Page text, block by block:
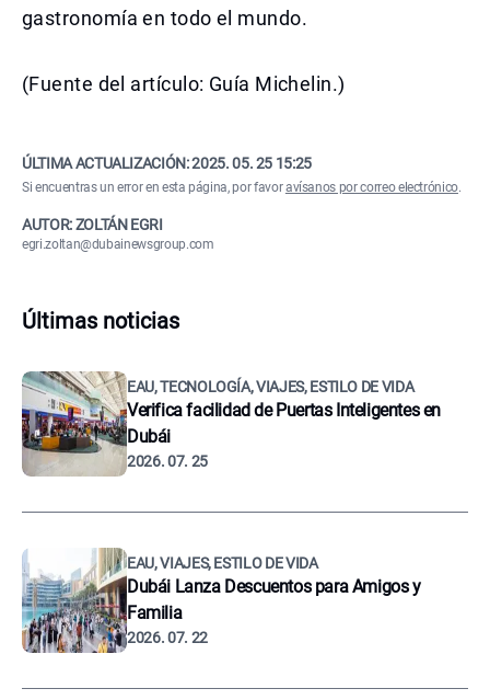
gastronomía en todo el mundo.
(Fuente del artículo: Guía Michelin.)
ÚLTIMA ACTUALIZACIÓN:2025. 05. 25 15:25
Si encuentras un error en esta página, por favoravísanos por correo electrónico.
AUTOR: ZOLTÁN EGRI
egri.zoltan@dubainewsgroup.com
Últimas noticias
EAU, TECNOLOGÍA, VIAJES, ESTILO DE VIDA
Verifica facilidad de Puertas Inteligentes en
Dubái
2026. 07. 25
EAU, VIAJES, ESTILO DE VIDA
Dubái Lanza Descuentos para Amigos y
Familia
2026. 07. 22